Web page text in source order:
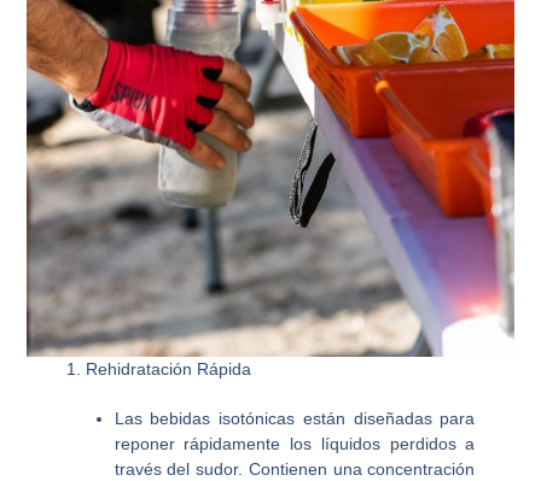
1. Rehidratación Rápida
Las bebidas isotónicas están diseñadas para
reponer rápidamente los líquidos perdidos a
través del sudor. Contienen una concentración